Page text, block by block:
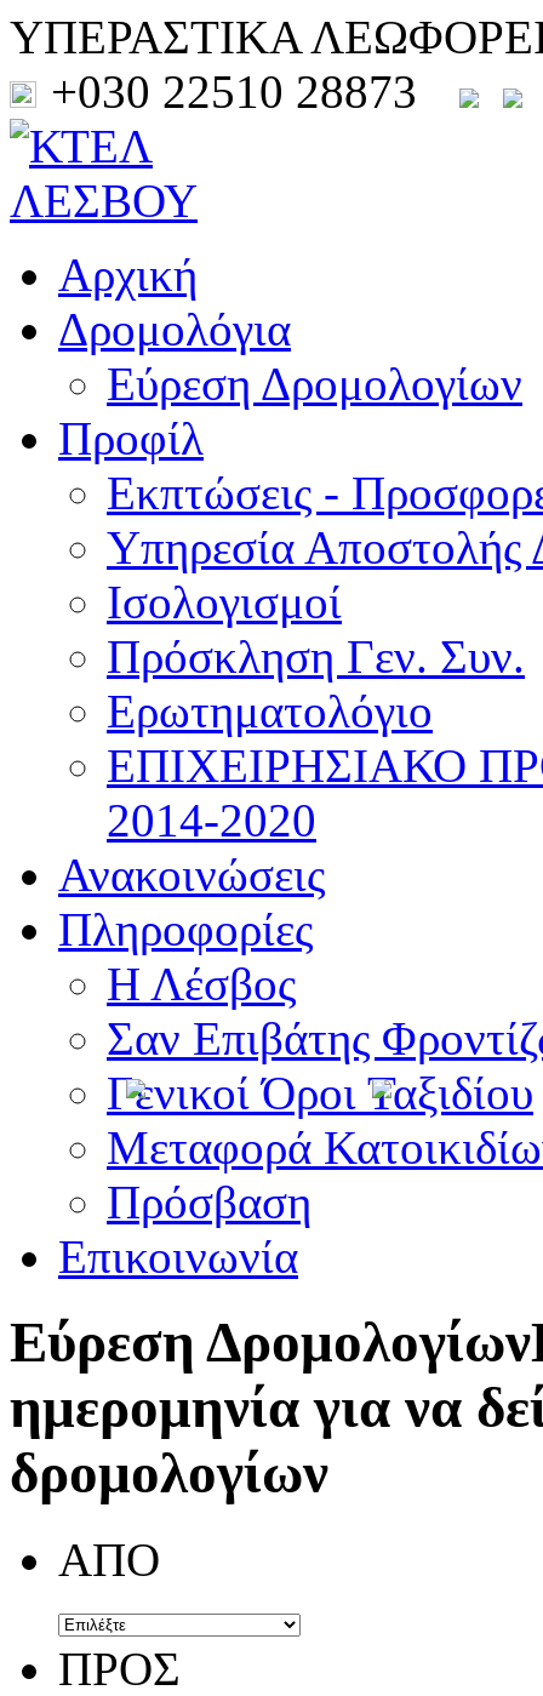
ΥΠΕΡΑΣΤΙΚΑ
+030 22510 28873
Αρχική
Δρομολόγια
Εύρεση Δρομολογίων
Προφίλ
Εκπτώσεις -
Υπηρεσία Αποστολής
Ισολογισμοί
Πρόσκληση Γεν. Συν.
Ερωτηματολόγιο
ΕΠΙΧΕΙΡΗΣΙΑΚΟ
2014-2020
Ανακοινώσεις
Πληροφορίες
Η Λέσβος
Σαν Επιβάτης
Γενικοί Όροι Ταξιδίου
Μεταφορά
Πρόσβαση
Επικοινωνία
Εύρεση Δρομολογίων
ημερομηνία για να
δρομολογίων
ΑΠΟ
ΠΡΟΣ